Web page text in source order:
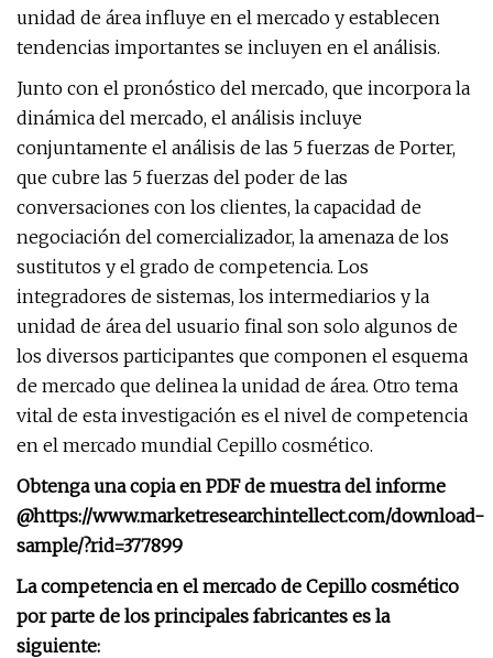
unidad de área influye en el mercado y establecen
tendencias importantes se incluyen en el análisis.
Junto con el pronóstico del mercado, que incorpora la
dinámica del mercado, el análisis incluye
conjuntamente el análisis de las 5 fuerzas de Porter,
que cubre las 5 fuerzas del poder de las
conversaciones con los clientes, la capacidad de
negociación del comercializador, la amenaza de los
sustitutos y el grado de competencia. Los
integradores de sistemas, los intermediarios y la
unidad de área del usuario final son solo algunos de
los diversos participantes que componen el esquema
de mercado que delinea la unidad de área. Otro tema
vital de esta investigación es el nivel de competencia
en el mercado mundial Cepillo cosmético.
Obtenga una copia en PDF de muestra del informe
@https://www.marketresearchintellect.com/download-
sample/?rid=377899
La competencia en el mercado de Cepillo cosmético
por parte de los principales fabricantes es la
siguiente: